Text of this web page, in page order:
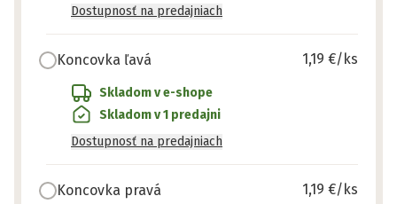
Dostupnosť na predajniach
Koncovka ľavá 1,19 €/ks
Skladom v e-shope
Skladom v 1 predajni
Dostupnosť na predajniach
Koncovka pravá 1,19 €/ks